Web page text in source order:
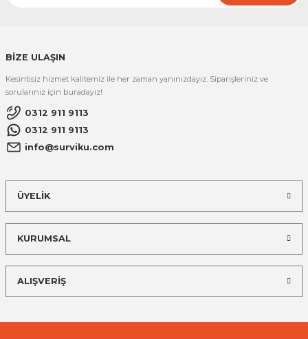
BİZE ULAŞIN
Kesintisiz hizmet kalitemiz ile her zaman yanınızdayız. Siparişleriniz ve
sorularınız için buradayız!
0312 911 9113
0312 911 9113
info@surviku.com
ÜYELİK
KURUMSAL
ALIŞVERİŞ